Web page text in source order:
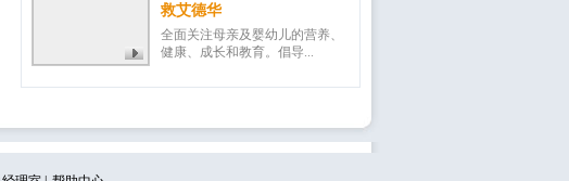
救艾德华
全面关注母亲及婴幼儿的营养、
健康、成长和教育。倡导...